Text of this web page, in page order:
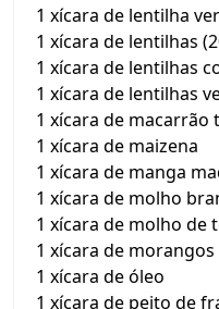
1 xícara de lentilha
1 xícara de lentilhas
1 xícara de lentilhas
1 xícara de lentilhas
1 xícara de macarrão
1 xícara de maizena
1 xícara de manga
1 xícara de molho
1 xícara de molho de
1 xícara de
1 xícara de óleo
1 xícara de peito de